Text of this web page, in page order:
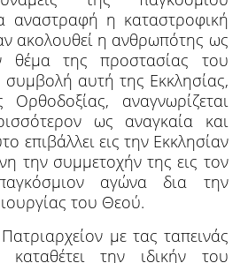
αναστραφή η καταστροφική
ακολουθεί η ανθρωπότης ως
θέμα της προστασίας του
συμβολή αυτή της Εκκλησίας,
αναγνωρίζεται
ως αναγκαία και
επιβάλλει εις την Εκκλησίαν
την συμμετοχήν της εις τον
αγώνα δια την
του Θεού.
με τας ταπεινάς
καταθέτει την ιδικήν του